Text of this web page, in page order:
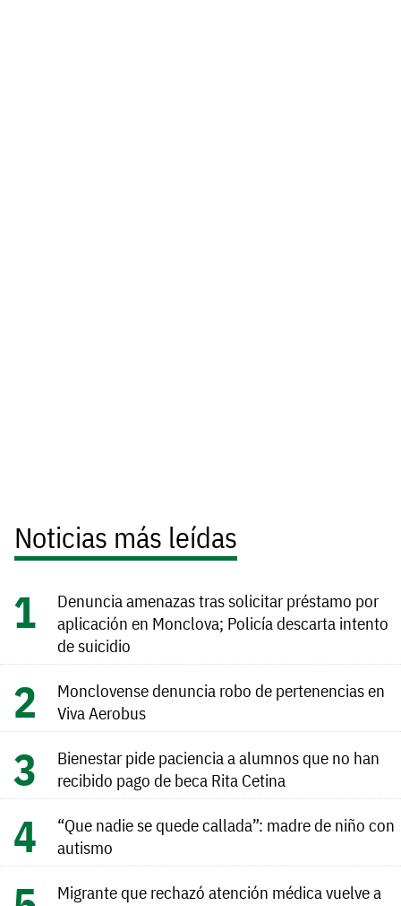
Noticias más leídas
Denuncia amenazas tras solicitar préstamo por
aplicación en Monclova; Policía descarta intento
de suicidio
Monclovense denuncia robo de pertenencias en
Viva Aerobus
Bienestar pide paciencia a alumnos que no han
recibido pago de beca Rita Cetina
“Que nadie se quede callada”: madre de niño con
autismo
Migrante que rechazó atención médica vuelve a